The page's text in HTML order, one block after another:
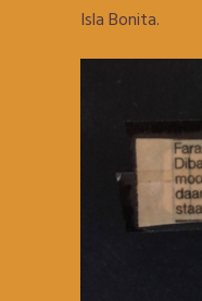
Isla Bonita.